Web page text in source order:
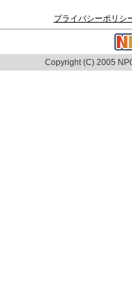
プライバシーポリシ
Copyright (C) 2005